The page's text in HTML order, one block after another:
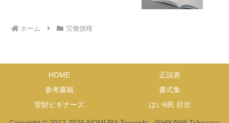
ホーム 労働債権
HOME
正誤表
参考書籍
書式集
管財ビギナーズ
はい6民 目次